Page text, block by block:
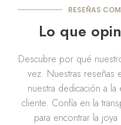
RESEÑAS
Lo que
Descubre por qué
vez. Nuestras
nuestra dedicación a la
cliente. Confía en la
para encontrar la